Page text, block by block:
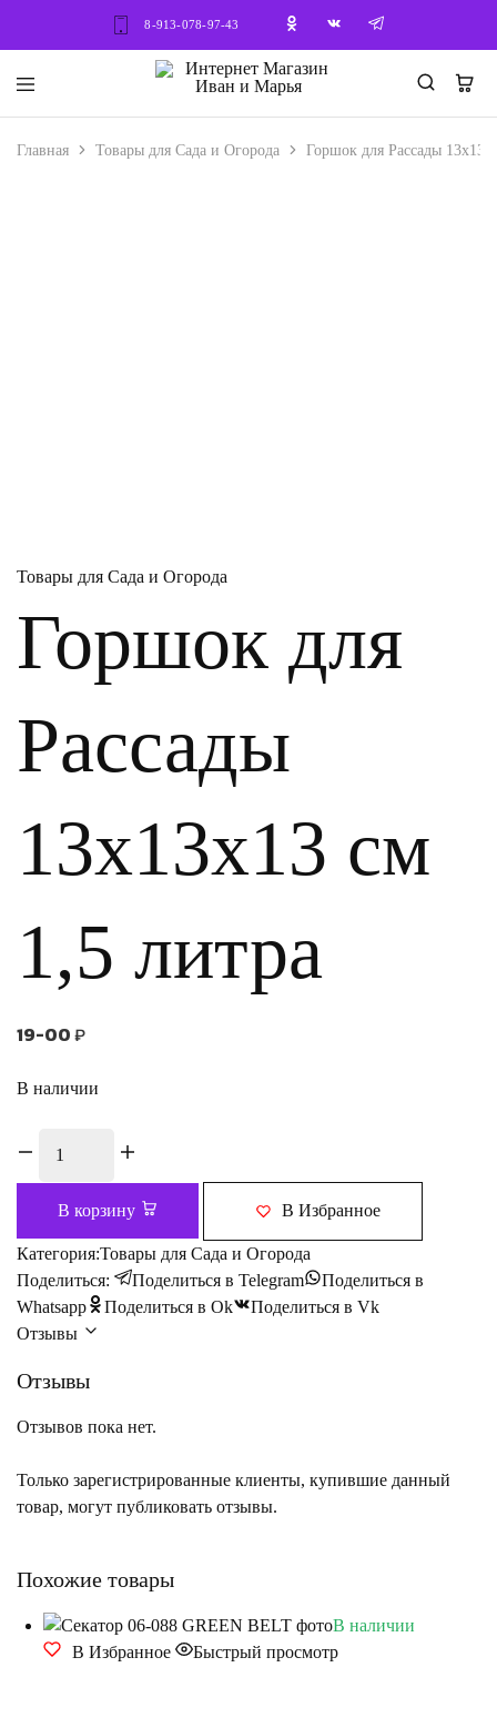
8-913-078-97-43
Интернет
Иван
Семена
Саженцы
Главная Товары для Сада и Огорода Горшок для Рассады
Товары для Сада и Огорода
Горшок для
Рассады
13х13х13 см
1,5 литра
19-00₽
В наличии
В корзину В Избранное
Категория:Товары для Сада и Огорода
Поделиться:
Поделиться в Telegram
Поделиться в
Whatsapp
Поделиться в Ok
Поделиться в Vk
Отзывы
Отзывы
Отзывов пока нет.
Только зарегистрированные клиенты, купившие данный
товар, могут публиковать отзывы.
Похожие товары
В наличии
В Избранное
Быстрый просмотр